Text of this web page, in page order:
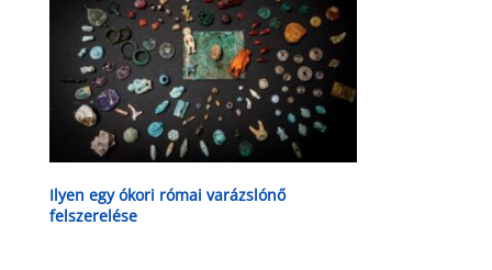
Ilyen egy ókori római varázslónő
felszerelése